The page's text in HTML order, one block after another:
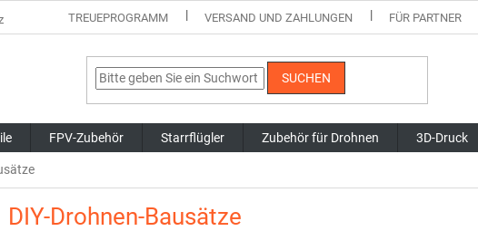
TREUEPROGRAMM VERSAND UND ZAHLUNGEN FÜR PARTNER
SUCHEN
FPV-Zubehör Starrflügler Zubehör für Drohnen 3D-Druck
DIY-Drohnen-Bausätze